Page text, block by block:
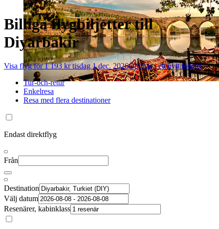
Billiga flygbiljetter till
Diyarbakir
Visa flyg för 1 193 kr tisdag 1 dec. 2026Öppnas i ett nytt fönster
Tur-och-retur
Enkelresa
Resa med flera destinationer
Endast direktflyg
Från
Destination
Välj datum
Resenärer, kabinklass